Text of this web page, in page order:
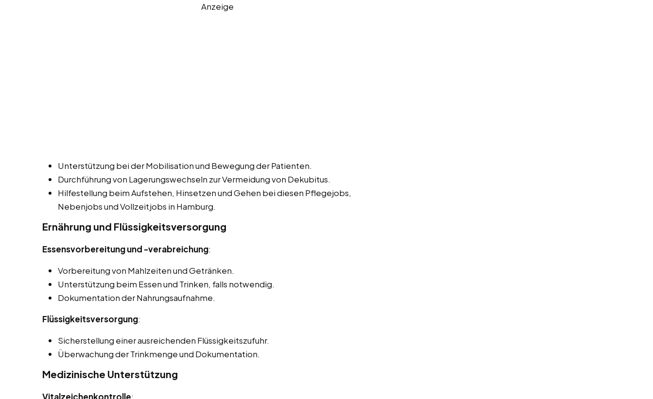
Anzeige
Unterstützung bei der Mobilisation und Bewegung der Patienten.
Durchführung von Lagerungswechseln zur Vermeidung von Dekubitus.
Hilfestellung beim Aufstehen, Hinsetzen und Gehen bei diesen Pflegejobs,
Nebenjobs und Vollzeitjobs in Hamburg.
Ernährung und Flüssigkeitsversorgung
Essensvorbereitung und -verabreichung:
Vorbereitung von Mahlzeiten und Getränken.
Unterstützung beim Essen und Trinken, falls notwendig.
Dokumentation der Nahrungsaufnahme.
Flüssigkeitsversorgung:
Sicherstellung einer ausreichenden Flüssigkeitszufuhr.
Überwachung der Trinkmenge und Dokumentation.
Medizinische Unterstützung
Vitalzeichenkontrolle: